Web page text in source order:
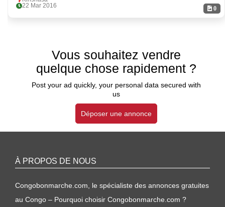
0
22 Mar 2016
Vous souhaitez vendre
quelque chose rapidement ?
Post your ad quickly, your personal data secured with
us
Déposer une annonce
À PROPOS DE NOUS
Congobonmarche.com, le spécialiste des annonces gratuites
au Congo – Pourquoi choisir Congobonmarche.com ?